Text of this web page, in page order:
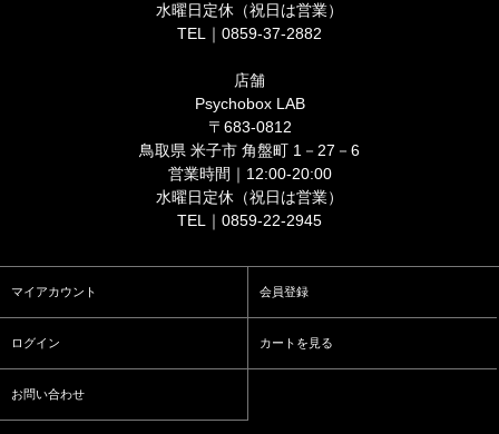
水曜日定休（祝日は営業）
TEL｜0859-37-2882
店舗
Psychobox LAB
〒683-0812
鳥取県 米子市 角盤町 1－27－6
営業時間｜12:00-20:00
水曜日定休（祝日は営業）
TEL｜0859-22-2945
マイアカウント 会員登録
ログイン カートを見る
お問い合わせ